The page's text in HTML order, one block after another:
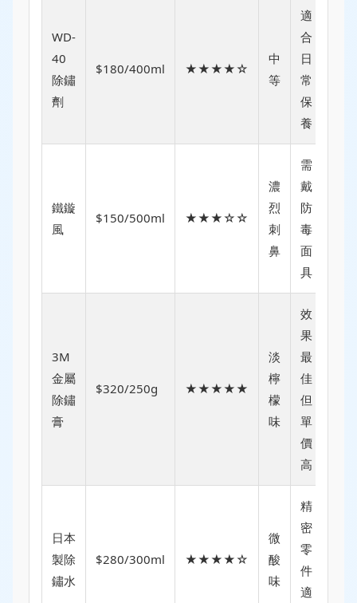
WD-
40
除鏽
劑
$180/400ml ★★★★☆
中
等
適
合
日
常
保
養
鐵鏇
風
$150/500ml ★★★☆☆
濃
烈
刺
鼻
需
戴
防
毒
面
具
3M
金屬
除鏽
膏
$320/250g ★★★★★
淡
檸
檬
味
效
果
最
佳
但
單
價
高
日本
製除
鏽水
$280/300ml ★★★★☆
微
酸
味
精
密
零
件
適